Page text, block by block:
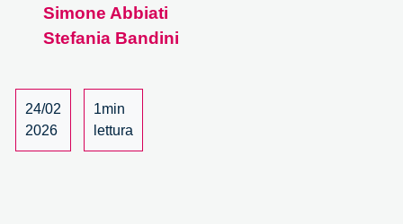
Simone Abbiati
Stefania Bandini
24/02
2026
1min
lettura